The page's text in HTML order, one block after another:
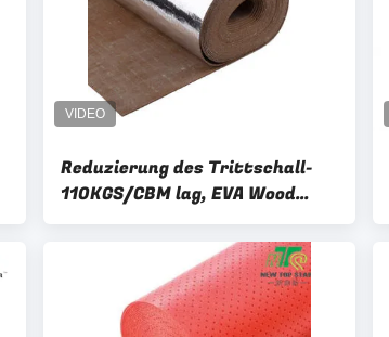
Reduzierung des Trittschall-
110KGS/CBM lag, EVA Wood
Floor Underlay 3mm zugrunde